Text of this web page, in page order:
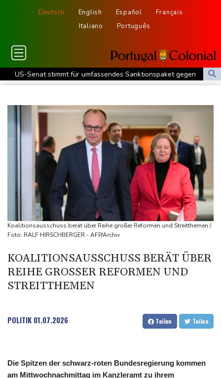
Deutsch English Español
Français
Italiano
Português
US-Senat stimmt für umfassendes Sanktionspaket gegen
Russland
Übergangslösungen
Ceuta-Andrang: EU fordert von Meta und Tiktok Vorgehen gegen
Falschinformationen
Rechter Hardliner De la Espriella als Kolumbiens Präsident
vereidigt
Infantino erhält Unterstützung aus Südamerika
Selenskyj erstmals seit Beginn von Ukraine-Krieg in Serbien -
Treffen mit Vucic
Auftakt-Misere gestoppt: Berlin gewinnt in Bochum
Trump macht erneut Druck auf Zentralbank-Vorständin Cook
"Medizinische Bedenken": Asllani bleibt bei Hoffenheim
Eurojackpot geknackt: Mehr als 32 Millionen Euro gehen nach
Nordrhein-Westfalen
Koalitionsausschuss berät über Reihe großer Reformen und Streitthemen /
Foto: RALF HIRSCHBERGER - AFP/Archiv
KOALITIONSAUSSCHUSS BERÄT ÜBER
REIHE GROSSER REFORMEN UND S
TREITTHEMEN
POLITIK 01.07.2026 Teilen Teilen
Die Spitzen der schwarz-roten Bundesregierung kommen
am Mittwochnachmittag im Kanzleramt zu ihrem